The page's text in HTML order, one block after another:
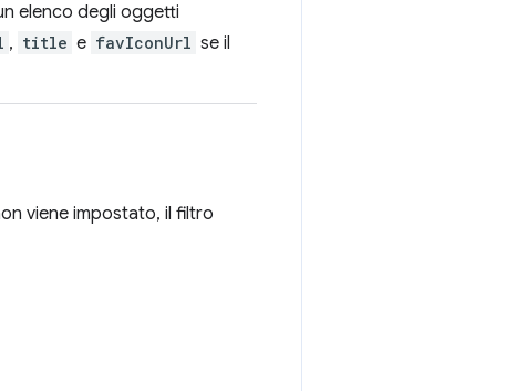
elenco degli oggetti
, title e favIconUrl se il
viene impostato, il filtro